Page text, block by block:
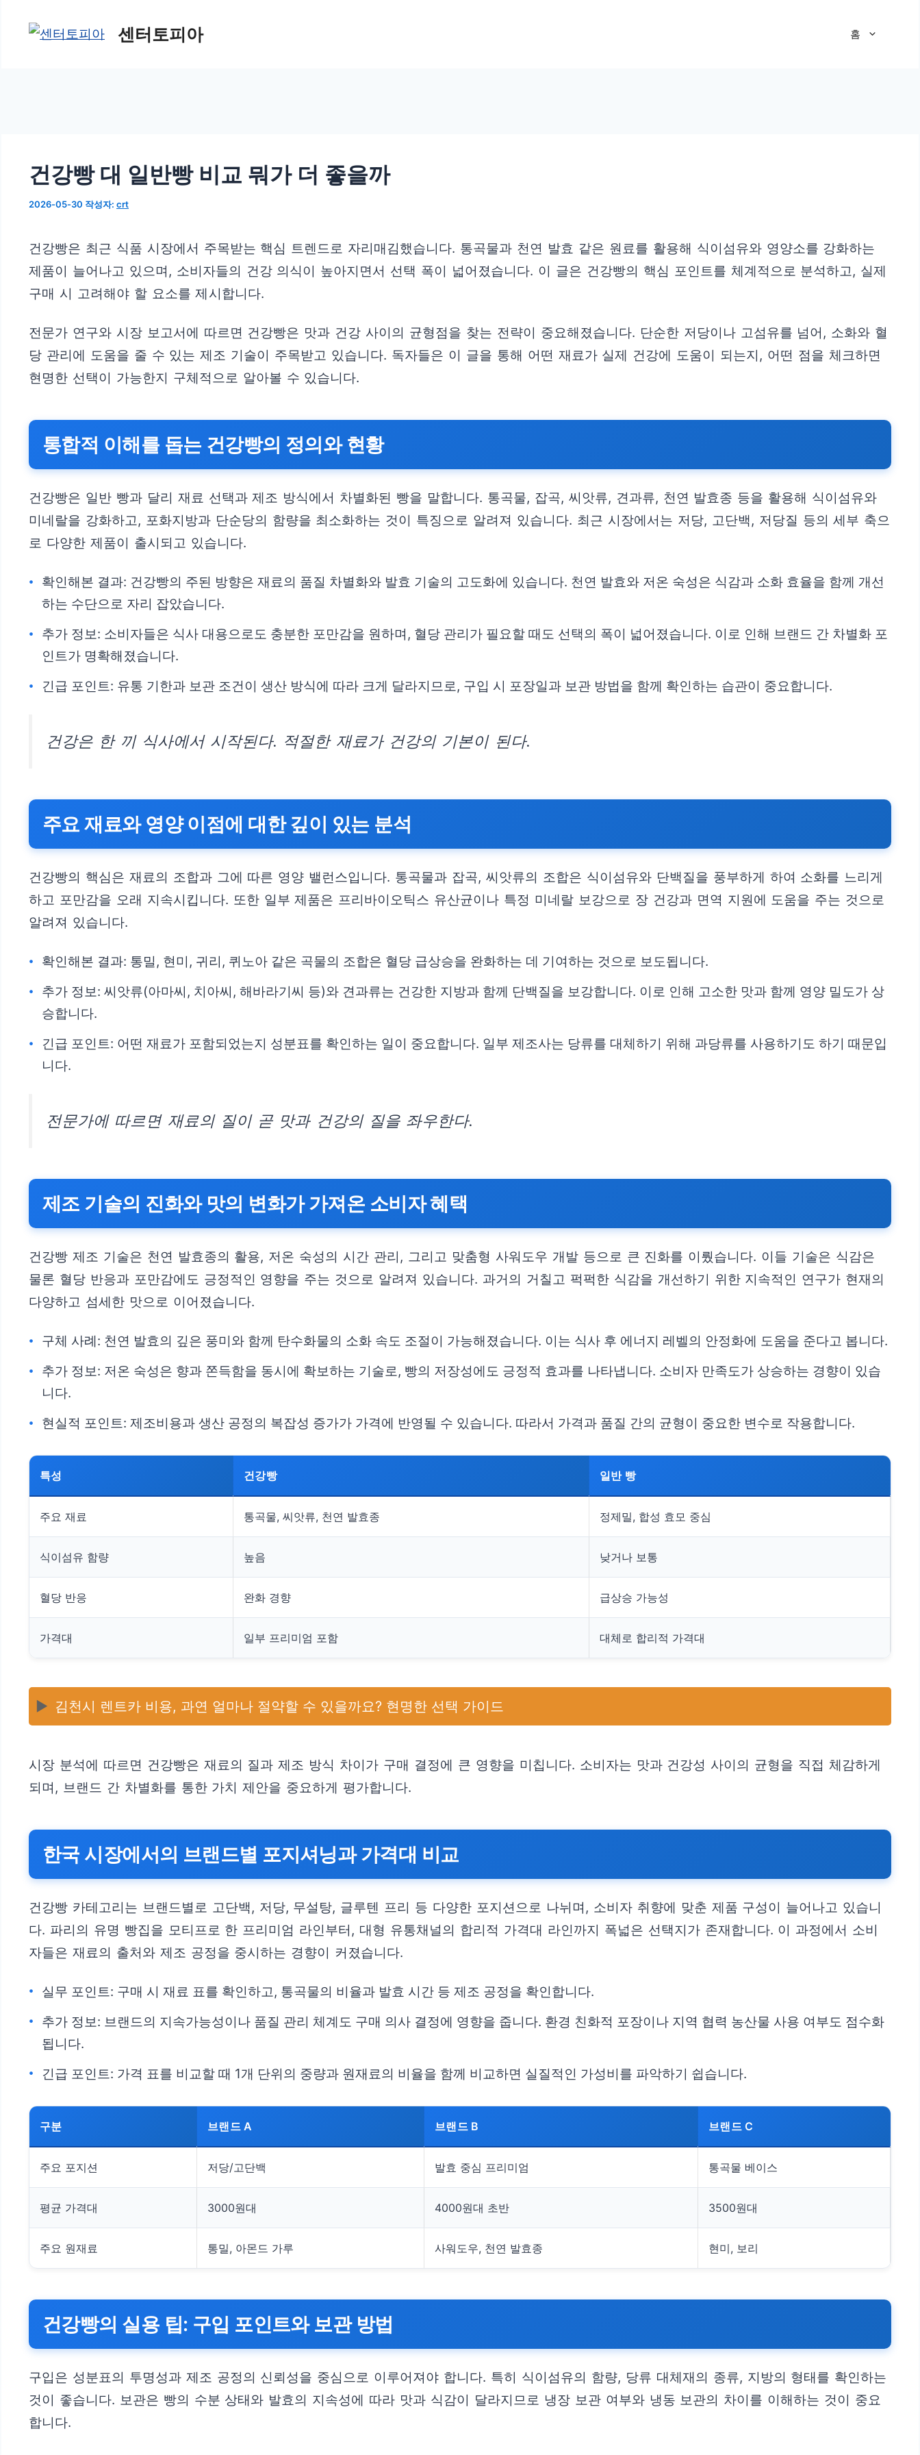
센터토피아 홈
건강빵 대 일반빵 비교 뭐가 더 좋을까
2026-05-30 작성자: crt
건강빵은 최근 식품 시장에서 주목받는 핵심 트렌드로 자리매김했습니다. 통곡물과 천연 발효 같은 원료를 활용해 식이섬유와 영양소를 강화하는
제품이 늘어나고 있으며, 소비자들의 건강 의식이 높아지면서 선택 폭이 넓어졌습니다. 이 글은 건강빵의 핵심 포인트를 체계적으로 분석하고, 실제
구매 시 고려해야 할 요소를 제시합니다.
전문가 연구와 시장 보고서에 따르면 건강빵은 맛과 건강 사이의 균형점을 찾는 전략이 중요해졌습니다. 단순한 저당이나 고섬유를 넘어, 소화와 혈
당 관리에 도움을 줄 수 있는 제조 기술이 주목받고 있습니다. 독자들은 이 글을 통해 어떤 재료가 실제 건강에 도움이 되는지, 어떤 점을 체크하면
현명한 선택이 가능한지 구체적으로 알아볼 수 있습니다.
통합적 이해를 돕는 건강빵의 정의와 현황
건강빵은 일반 빵과 달리 재료 선택과 제조 방식에서 차별화된 빵을 말합니다. 통곡물, 잡곡, 씨앗류, 견과류, 천연 발효종 등을 활용해 식이섬유와
미네랄을 강화하고, 포화지방과 단순당의 함량을 최소화하는 것이 특징으로 알려져 있습니다. 최근 시장에서는 저당, 고단백, 저당질 등의 세부 축으
로 다양한 제품이 출시되고 있습니다.
확인해본 결과: 건강빵의 주된 방향은 재료의 품질 차별화와 발효 기술의 고도화에 있습니다. 천연 발효와 저온 숙성은 식감과 소화 효율을 함께 개선
하는 수단으로 자리 잡았습니다.
추가 정보: 소비자들은 식사 대용으로도 충분한 포만감을 원하며, 혈당 관리가 필요할 때도 선택의 폭이 넓어졌습니다. 이로 인해 브랜드 간 차별화 포
인트가 명확해졌습니다.
긴급 포인트: 유통 기한과 보관 조건이 생산 방식에 따라 크게 달라지므로, 구입 시 포장일과 보관 방법을 함께 확인하는 습관이 중요합니다.
건강은 한 끼 식사에서 시작된다. 적절한 재료가 건강의 기본이 된다.
주요 재료와 영양 이점에 대한 깊이 있는 분석
건강빵의 핵심은 재료의 조합과 그에 따른 영양 밸런스입니다. 통곡물과 잡곡, 씨앗류의 조합은 식이섬유와 단백질을 풍부하게 하여 소화를 느리게
하고 포만감을 오래 지속시킵니다. 또한 일부 제품은 프리바이오틱스 유산균이나 특정 미네랄 보강으로 장 건강과 면역 지원에 도움을 주는 것으로
알려져 있습니다.
확인해본 결과: 통밀, 현미, 귀리, 퀴노아 같은 곡물의 조합은 혈당 급상승을 완화하는 데 기여하는 것으로 보도됩니다.
추가 정보: 씨앗류(아마씨, 치아씨, 해바라기씨 등)와 견과류는 건강한 지방과 함께 단백질을 보강합니다. 이로 인해 고소한 맛과 함께 영양 밀도가 상
승합니다.
긴급 포인트: 어떤 재료가 포함되었는지 성분표를 확인하는 일이 중요합니다. 일부 제조사는 당류를 대체하기 위해 과당류를 사용하기도 하기 때문입
니다.
전문가에 따르면 재료의 질이 곧 맛과 건강의 질을 좌우한다.
제조 기술의 진화와 맛의 변화가 가져온 소비자 혜택
건강빵 제조 기술은 천연 발효종의 활용, 저온 숙성의 시간 관리, 그리고 맞춤형 사워도우 개발 등으로 큰 진화를 이뤘습니다. 이들 기술은 식감은
물론 혈당 반응과 포만감에도 긍정적인 영향을 주는 것으로 알려져 있습니다. 과거의 거칠고 퍽퍽한 식감을 개선하기 위한 지속적인 연구가 현재의
다양하고 섬세한 맛으로 이어졌습니다.
구체 사례: 천연 발효의 깊은 풍미와 함께 탄수화물의 소화 속도 조절이 가능해졌습니다. 이는 식사 후 에너지 레벨의 안정화에 도움을 준다고 봅니다.
추가 정보: 저온 숙성은 향과 쫀득함을 동시에 확보하는 기술로, 빵의 저장성에도 긍정적 효과를 나타냅니다. 소비자 만족도가 상승하는 경향이 있습
니다.
현실적 포인트: 제조비용과 생산 공정의 복잡성 증가가 가격에 반영될 수 있습니다. 따라서 가격과 품질 간의 균형이 중요한 변수로 작용합니다.
특성 건강빵 일반 빵
주요 재료 통곡물, 씨앗류, 천연 발효종 정제밀, 합성 효모 중심
식이섬유 함량 높음 낮거나 보통
혈당 반응 완화 경향 급상승 가능성
가격대 일부 프리미엄 포함 대체로 합리적 가격대
▶️ 김천시 렌트카 비용, 과연 얼마나 절약할 수 있을까요? 현명한 선택 가이드
시장 분석에 따르면 건강빵은 재료의 질과 제조 방식 차이가 구매 결정에 큰 영향을 미칩니다. 소비자는 맛과 건강성 사이의 균형을 직접 체감하게
되며, 브랜드 간 차별화를 통한 가치 제안을 중요하게 평가합니다.
한국 시장에서의 브랜드별 포지셔닝과 가격대 비교
건강빵 카테고리는 브랜드별로 고단백, 저당, 무설탕, 글루텐 프리 등 다양한 포지션으로 나뉘며, 소비자 취향에 맞춘 제품 구성이 늘어나고 있습니
다. 파리의 유명 빵집을 모티프로 한 프리미엄 라인부터, 대형 유통채널의 합리적 가격대 라인까지 폭넓은 선택지가 존재합니다. 이 과정에서 소비
자들은 재료의 출처와 제조 공정을 중시하는 경향이 커졌습니다.
실무 포인트: 구매 시 재료 표를 확인하고, 통곡물의 비율과 발효 시간 등 제조 공정을 확인합니다.
추가 정보: 브랜드의 지속가능성이나 품질 관리 체계도 구매 의사 결정에 영향을 줍니다. 환경 친화적 포장이나 지역 협력 농산물 사용 여부도 점수화
됩니다.
긴급 포인트: 가격 표를 비교할 때 1개 단위의 중량과 원재료의 비율을 함께 비교하면 실질적인 가성비를 파악하기 쉽습니다.
구분 브랜드 A 브랜드 B 브랜드 C
주요 포지션 저당/고단백 발효 중심 프리미엄 통곡물 베이스
평균 가격대 3000원대 4000원대 초반 3500원대
주요 원재료 통밀, 아몬드 가루 사워도우, 천연 발효종 현미, 보리
건강빵의 실용 팁: 구입 포인트와 보관 방법
구입은 성분표의 투명성과 제조 공정의 신뢰성을 중심으로 이루어져야 합니다. 특히 식이섬유의 함량, 당류 대체재의 종류, 지방의 형태를 확인하는
것이 좋습니다. 보관은 빵의 수분 상태와 발효의 지속성에 따라 맛과 식감이 달라지므로 냉장 보관 여부와 냉동 보관의 차이를 이해하는 것이 중요
합니다.